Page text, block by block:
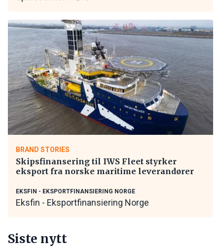
BRAND STORIES
Skipsfinansering til IWS Fleet styrker
eksport fra norske maritime leverandører
EKSFIN - EKSPORTFINANSIERING NORGE
Eksfin - Eksportfinansiering Norge
Siste nytt